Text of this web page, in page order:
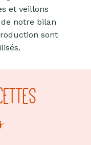
et veillons
notre bilan
sont